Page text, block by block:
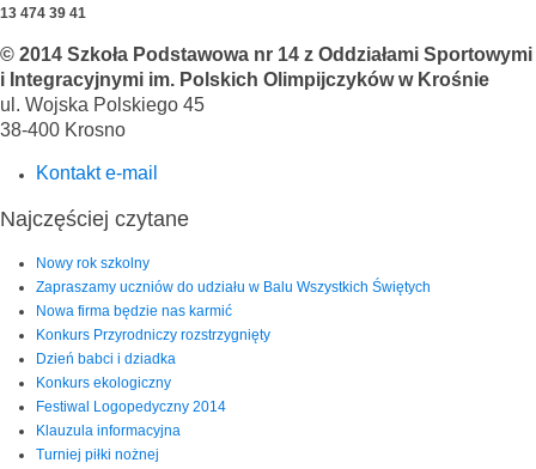
13 474 39 41
© 2014 Szkoła Podstawowa nr 14 z Oddziałami Sportowymi
i Integracyjnymi im. Polskich Olimpijczyków w Krośnie
ul. Wojska Polskiego 45
38-400 Krosno
Kontakt e-mail
Najczęściej czytane
Nowy rok szkolny
Zapraszamy uczniów do udziału w Balu Wszystkich Świętych
Nowa firma będzie nas karmić
Konkurs Przyrodniczy rozstrzygnięty
Dzień babci i dziadka
Konkurs ekologiczny
Festiwal Logopedyczny 2014
Klauzula informacyjna
Turniej piłki nożnej